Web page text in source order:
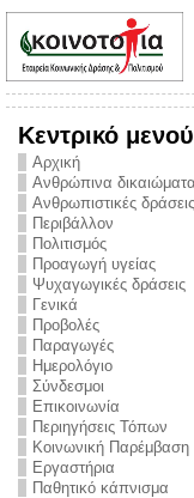
Κεντρικό μενού
Αρχική
Ανθρώπινα δικαιώματα
Ανθρωπιστικές δράσεις
Περιβάλλον
Πολιτισμός
Προαγωγή υγείας
Ψυχαγωγικές δράσεις
Γενικά
Προβολές
Παραγωγές
Ημερολόγιο
Σύνδεσμοι
Επικοινωνία
Περιηγήσεις Τόπων
Κοινωνική Παρέμβαση
Εργαστήρια
Παθητικό κάπνισμα
από την
την ημέρα
και
στο